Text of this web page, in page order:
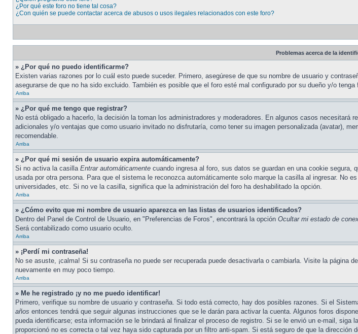
¿Por qué este foro no tiene tal cosa?
¿Con quién se puede contactar acerca de abusos o usos ilegales relacionados con este foro?
Problemas acerca de la
» ¿Por qué no puedo identificarme?
Existen varias razones por lo cuál esto puede suceder. Primero, asegúrese de que su nombre de usuario y
asegurarse de que no ha sido excluido. También es posible que el foro esté mal configurado por su dueño y/o
Arriba
» ¿Por qué me tengo que registrar?
No está obligado a hacerlo, la decisión la toman los administradores y moderadores. En algunos casos
adicionales y/o ventajas que como usuario invitado no disfrutaría, como tener su imagen personalizada (avatar),
recomendable.
Arriba
» ¿Por qué mi sesión de usuario expira automáticamente?
Si no activa la casilla Entrar automáticamente cuando ingresa al foro, sus datos se guardan en una cookie
usada por otra persona. Para que el sistema le reconozca automáticamente solo marque la casilla al ingresar. No
universidades, etc. Si no ve la casilla, significa que la administración del foro ha deshabilitado la opción.
Arriba
» ¿Cómo evito que mi nombre de usuario aparezca en las listas de usuarios identificados?
Dentro del Panel de Control de Usuario, en "Preferencias de Foros", encontrará la opción Ocultar mi estado de
Será contabilizado como usuario oculto.
Arriba
» ¡Perdí mi contraseña!
No se asuste, ¡calma! Si su contraseña no puede ser recuperada puede desactivarla o cambiarla. Visite la página
nuevamente en muy poco tiempo.
Arriba
» Me he registrado ¡y no me puedo identificar!
Primero, verifique su nombre de usuario y contraseña. Si todo está correcto, hay dos posibles razones. Si el
años entonces tendrá que seguir algunas instrucciones que se le darán para activar la cuenta. Algunos foros
pueda identificarse; esta información se le brindará al finalizar el proceso de registro. Si se le envió un e-mail,
proporcionó no es correcta o tal vez haya sido capturada por un filtro anti-spam. Si está seguro de que la